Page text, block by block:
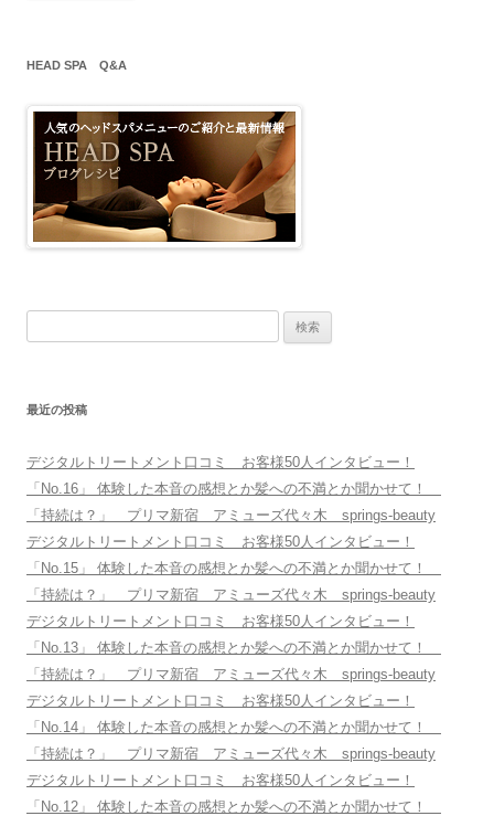
HEAD SPA Q&A
最近の投稿
デジタルトリートメント口コミ お客様50人インタビュー！
「No.16」 体験した本音の感想とか髪への不満とか聞かせて！
「持続は？」 プリマ新宿 アミューズ代々木 springs-beauty
デジタルトリートメント口コミ お客様50人インタビュー！
「No.15」 体験した本音の感想とか髪への不満とか聞かせて！
「持続は？」 プリマ新宿 アミューズ代々木 springs-beauty
デジタルトリートメント口コミ お客様50人インタビュー！
「No.13」 体験した本音の感想とか髪への不満とか聞かせて！
「持続は？」 プリマ新宿 アミューズ代々木 springs-beauty
デジタルトリートメント口コミ お客様50人インタビュー！
「No.14」 体験した本音の感想とか髪への不満とか聞かせて！
「持続は？」 プリマ新宿 アミューズ代々木 springs-beauty
デジタルトリートメント口コミ お客様50人インタビュー！
「No.12」 体験した本音の感想とか髪への不満とか聞かせて！